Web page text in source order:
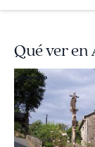
Qué ver en
panoramio